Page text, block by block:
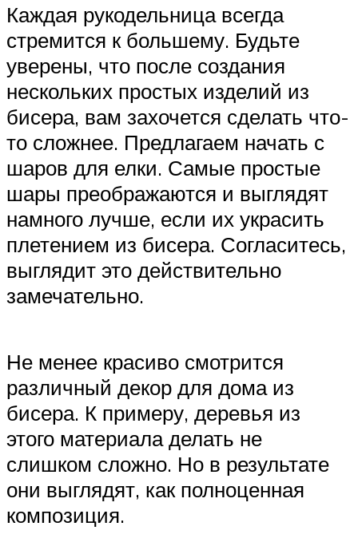
Каждая рукодельница всегда
стремится к большему. Будьте
уверены, что после создания
нескольких простых изделий из
бисера, вам захочется сделать что-
то сложнее. Предлагаем начать с
шаров для елки. Самые простые
шары преображаются и выглядят
намного лучше, если их украсить
плетением из бисера. Согласитесь,
выглядит это действительно
замечательно.
Не менее красиво смотрится
различный декор для дома из
бисера. К примеру, деревья из
этого материала делать не
слишком сложно. Но в результате
они выглядят, как полноценная
композиция.